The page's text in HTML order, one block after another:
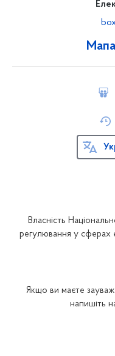
Власність
регулювання у сферах
Якщо ви маєте
напишіть